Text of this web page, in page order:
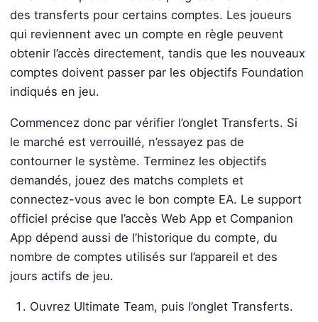
des transferts pour certains comptes. Les joueurs
qui reviennent avec un compte en règle peuvent
obtenir l’accès directement, tandis que les nouveaux
comptes doivent passer par les objectifs Foundation
indiqués en jeu.
Commencez donc par vérifier l’onglet Transferts. Si
le marché est verrouillé, n’essayez pas de
contourner le système. Terminez les objectifs
demandés, jouez des matchs complets et
connectez-vous avec le bon compte EA. Le support
officiel précise que l’accès Web App et Companion
App dépend aussi de l’historique du compte, du
nombre de comptes utilisés sur l’appareil et des
jours actifs de jeu.
Ouvrez Ultimate Team, puis l’onglet Transferts.